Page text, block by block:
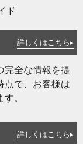
ド
詳しくはこちら▸
完全な情報を提
点で、お客様は
。
詳しくはこちら▸